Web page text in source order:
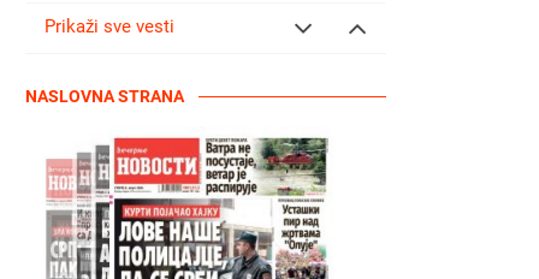
Prikaži sve vesti
NASLOVNA STRANA